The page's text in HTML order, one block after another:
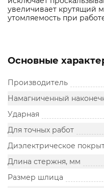
увеличивает крутящий
утомляемость при
Основные
Производитель
Намагниченный
Ударная
Для точных работ
Диэлектрическое
Длина стержня, мм
Размер шлица